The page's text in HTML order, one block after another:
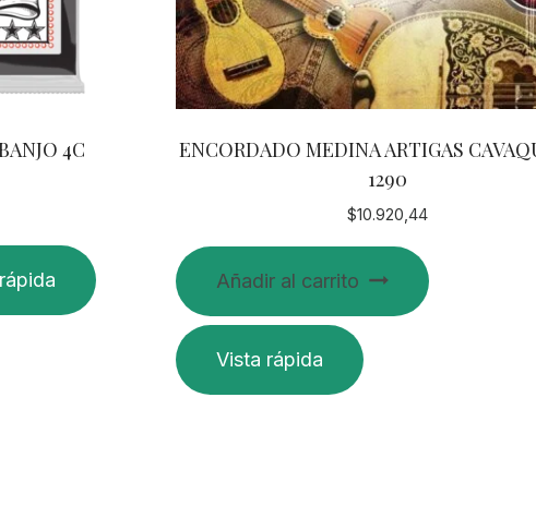
4C
ENCORDADO MEDINA ARTIGAS
1290
$10.920,44
Añadir al carrito
Vista rápida